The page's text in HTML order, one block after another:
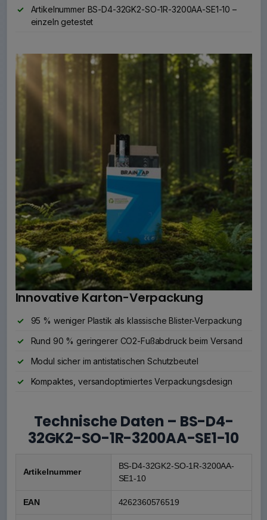
Artikelnummer BS-D4-32GK2-SO-1R-3200AA-SE1-10 –
einzeln getestet
Innovative Karton-Verpackung
95 % weniger Plastik als klassische Blister-Verpackung
Rund 90 % geringerer CO2-Fußabdruck beim Versand
Modul sicher im antistatischen Schutzbeutel
Kompaktes, versandoptimiertes Verpackungsdesign
Technische Daten – BS-D4-
32GK2-SO-1R-3200AA-SE1-10
Artikelnummer
BS-D4-32GK2-SO-1R-3200AA-
SE1-10
EAN 4262360576519